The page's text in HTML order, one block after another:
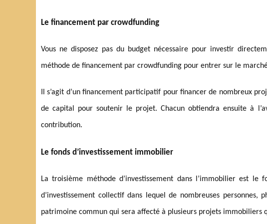
Le financement par crowdfunding
Vous ne disposez pas du budget nécessaire pour investir
méthode de financement par crowdfunding pour entrer sur le
Il s’agit d’un financement participatif pour financer de nombreux
de capital pour soutenir le projet. Chacun obtiendra ensuite à
contribution.
Le fonds d’investissement immobilier
La troisième méthode d’investissement dans l’immobilier est le
d’investissement collectif dans lequel de nombreuses
patrimoine commun qui sera affecté à plusieurs projets immobiliers